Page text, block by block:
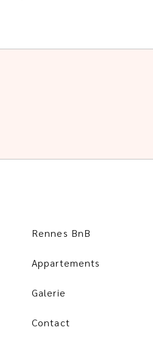
Rennes BnB
Appartements
Galerie
Contact